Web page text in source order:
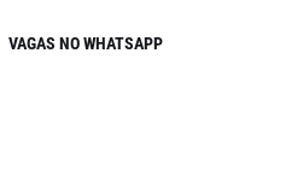
VAGAS NO WHATSAPP